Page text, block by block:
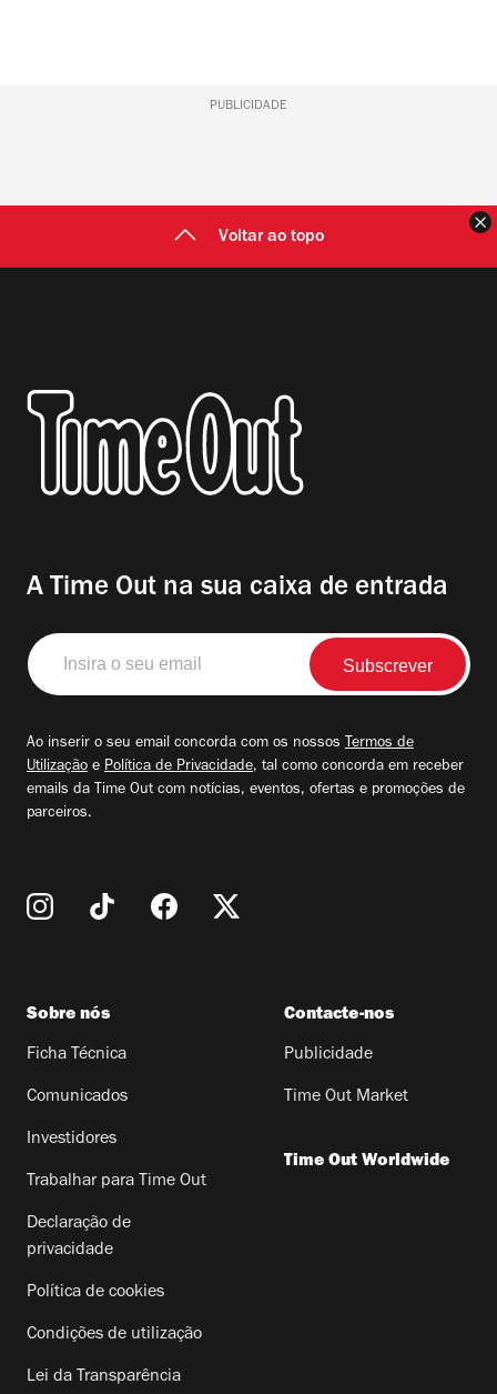
PUBLICIDADE
Voltar ao topo
A Time Out na sua caixa de entrada
Insira
o
seu
Ao inserir o seu email concorda com os nossos Termos de
Utilização e Política de Privacidade, tal como concorda em receber
emails da Time Out com notícias, eventos, ofertas e promoções de
parceiros.
Sobre nós
Ficha Técnica
Comunicados
Investidores
Trabalhar para Time Out
Declaração de
privacidade
Política de cookies
Condições de utilização
Lei da Transparência
Contacte-nos
Publicidade
Time Out Market
Time Out Worldwide